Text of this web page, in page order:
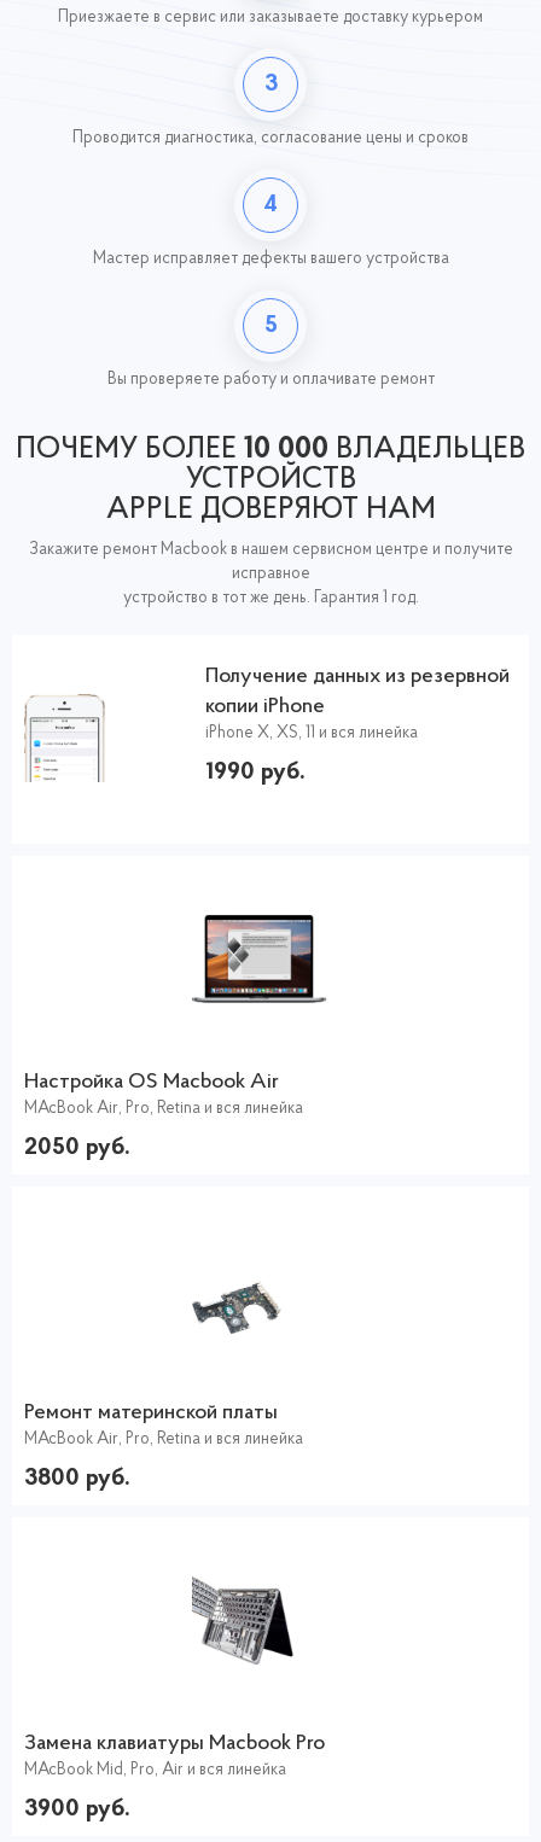
Приезжаете в сервис или заказываете доставку курьером
3
Проводится диагностика, согласование цены и сроков
4
Мастер исправляет дефекты вашего устройства
5
Вы проверяете работу и оплачивате ремонт
ПОЧЕМУ БОЛЕЕ 10 000 ВЛАДЕЛЬЦЕВ
УСТРОЙСТВ
APPLE ДОВЕРЯЮТ НАМ
Закажите ремонт Macbook в нашем сервисном центре и получите
исправное
устройство в тот же день. Гарантия 1 год.
Получение данных из резервной
копии iPhone
iPhone X, XS, 11 и вся линейка
1990 руб.
Настройка ОS Macbook Air
MAcBook Air, Pro, Retina и вся линейка
2050 руб.
Ремонт материнской платы
MAcBook Air, Pro, Retina и вся линейка
3800 руб.
Замена клавиатуры Macbook Pro
MAcBook Mid, Pro, Air и вся линейка
3900 руб.